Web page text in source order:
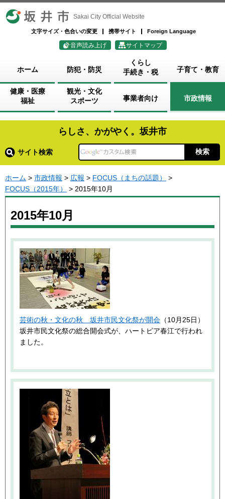
坂井市 Sakai City Official Website
文字サイズ・色合いの変更 携帯サイト Foreign Language
音声読み上げ サイトマップ
ホーム 防犯・防災
くらし
手続き・税
子育て・教育
健康・医療
福祉
観光・文化
スポーツ
事業者向け 市政情報
らしさ、かがやく。坂井市
サイト検索
ホーム > 市政情報 > 広報 > FOCUS（まちの話題）
>
FOCUS（2015年）
> 2015年10月
2015年10月
芸術の秋・文化の秋 坂井市民文化祭が開会 （10月25日）
坂井市民文化祭の総合開会式が、ハートピア春江で行われ
ました。